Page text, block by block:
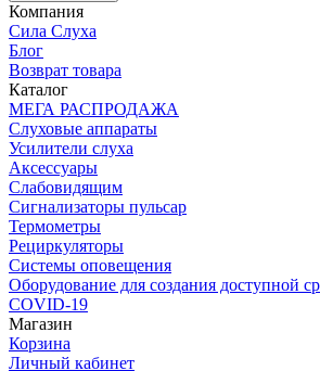
Компания
Сила Слуха
Блог
Возврат товара
Каталог
МЕГА РАСПРОДАЖА
Слуховые аппараты
Усилители слуха
Аксессуары
Слабовидящим
Сигнализаторы пульсар
Термометры
Рециркуляторы
Cистемы оповещения
Оборудование для создания доступной
COVID-19
Магазин
Корзина
Личный кабинет